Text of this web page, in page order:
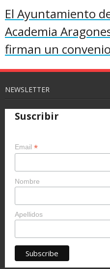
El Ayuntamiento
Academia
firman un
NEWSLETTER
Suscribir
Email *
Nombre
Apellidos